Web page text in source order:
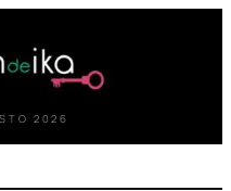
2026